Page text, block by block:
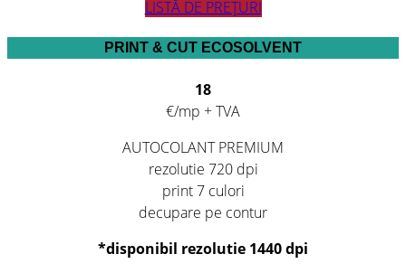
LISTĂ DE PREȚURI
PRINT & CUT ECOSOLVENT
18
€/mp + TVA
AUTOCOLANT PREMIUM
rezolutie 720 dpi
print 7 culori
decupare pe contur
*disponibil rezolutie 1440 dpi